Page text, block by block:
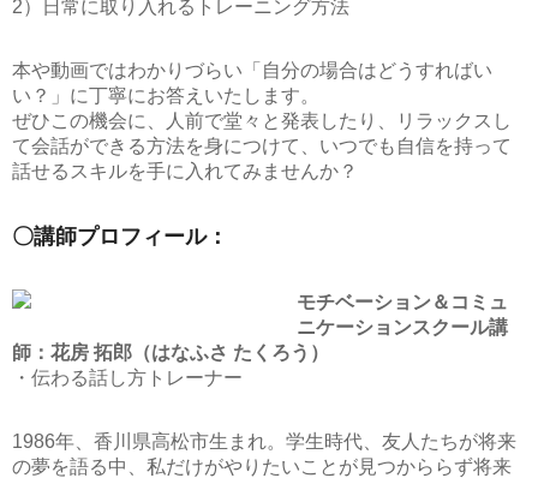
2）日常に取り入れるトレーニング方法
本や動画ではわかりづらい「自分の場合はどうすればい
い？」に丁寧にお答えいたします。
ぜひこの機会に、人前で堂々と発表したり、リラックスし
て会話ができる方法を身につけて、いつでも自信を持って
話せるスキルを手に入れてみませんか？
〇講師プロフィール：
モチベーション＆コミュ
ニケーションスクール講
師：花房 拓郎（はなふさ たくろう）
・伝わる話し方トレーナー
1986年、香川県高松市生まれ。学生時代、友人たちが将来
の夢を語る中、私だけがやりたいことが見つかららず将来